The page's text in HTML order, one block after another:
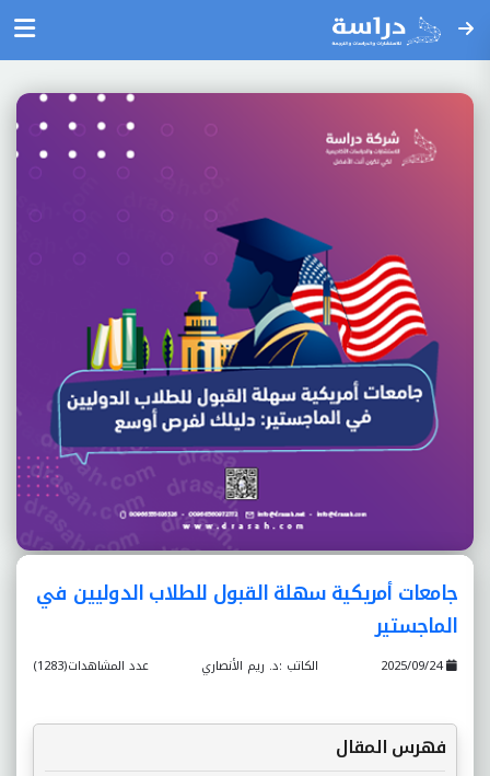
جامعات أمريكية سهلة القبول للطلاب الدوليين في
الماجستير
2025/09/24 عدد المشاهدات(1283) الكاتب :د. ريم الأنصاري
فهرس المقال